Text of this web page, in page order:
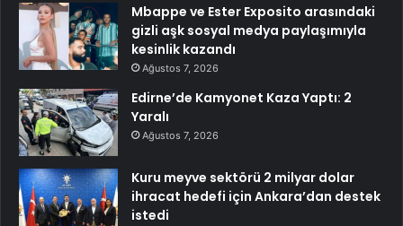
Mbappe ve Ester Exposito arasındaki
gizli aşk sosyal medya paylaşımıyla
kesinlik kazandı
Ağustos 7, 2026
Edirne’de Kamyonet Kaza Yaptı: 2
Yaralı
Ağustos 7, 2026
Kuru meyve sektörü 2 milyar dolar
ihracat hedefi için Ankara’dan destek
istedi